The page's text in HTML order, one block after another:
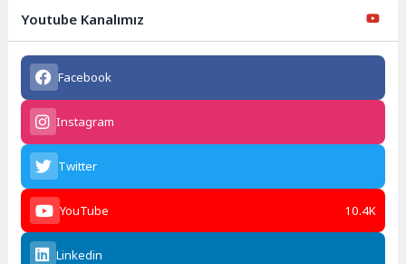
Youtube Kanalımız
Facebook
Instagram
Twitter
YouTube 10.4K
Linkedin